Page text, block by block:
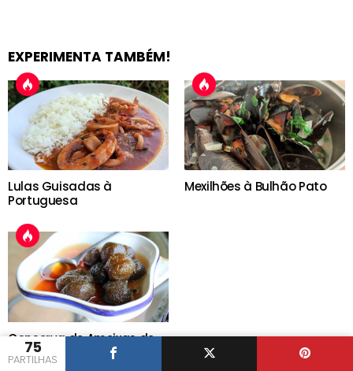
75
PARTILHAS
EXPERIMENTA TAMBÉM!
Lulas Guisadas à
Portuguesa
Mexilhões à Bulhão Pato
Conserva de Ameixas de
Elvas